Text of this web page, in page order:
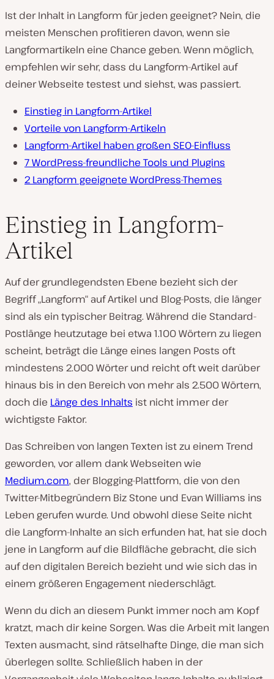
Ist der Inhalt in Langform für jeden geeignet? Nein, die
meisten Menschen profitieren davon, wenn sie
Langformartikeln eine Chance geben. Wenn möglich,
empfehlen wir sehr, dass du Langform-Artikel auf
deiner Webseite testest und siehst, was passiert.
Einstieg in Langform-Artikel
Vorteile von Langform-Artikeln
Langform-Artikel haben großen SEO-Einfluss
7 WordPress-freundliche Tools und Plugins
2 Langform geeignete WordPress-Themes
Einstieg in Langform-
Artikel
Auf der grundlegendsten Ebene bezieht sich der
Begriff „Langform“ auf Artikel und Blog-Posts, die länger
sind als ein typischer Beitrag. Während die Standard-
Postlänge heutzutage bei etwa 1.100 Wörtern zu liegen
scheint, beträgt die Länge eines langen Posts oft
mindestens 2.000 Wörter und reicht oft weit darüber
hinaus bis in den Bereich von mehr als 2.500 Wörtern,
doch die Länge des Inhalts ist nicht immer der
wichtigste Faktor.
Das Schreiben von langen Texten ist zu einem Trend
geworden, vor allem dank Webseiten wie
Medium.com, der Blogging-Plattform, die von den
Twitter-Mitbegründern Biz Stone und Evan Williams ins
Leben gerufen wurde. Und obwohl diese Seite nicht
die Langform-Inhalte an sich erfunden hat, hat sie doch
jene in Langform auf die Bildfläche gebracht, die sich
auf den digitalen Bereich bezieht und wie sich das in
einem größeren Engagement niederschlägt.
Wenn du dich an diesem Punkt immer noch am Kopf
kratzt, mach dir keine Sorgen. Was die Arbeit mit langen
Texten ausmacht, sind rätselhafte Dinge, die man sich
überlegen sollte. Schließlich haben in der